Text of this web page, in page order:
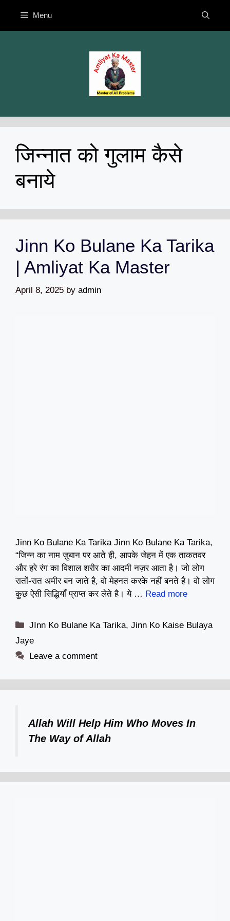
content
Menu
जिन्नात को गुलाम कैसे
बनाये
Jinn Ko Bulane Ka Tarika
| Amliyat Ka Master
April 8, 2025 by admin
Jinn Ko Bulane Ka Tarika Jinn Ko Bulane Ka Tarika,
“जिन्न का नाम ज़ुबान पर आते ही, आपके जेहन में एक ताकतवर
और हरे रंग का विशाल शरीर का आदमी नज़र आता है। जो लोग
रातों-रात अमीर बन जाते है, वो मेहनत करके नहीं बनते है। वो लोग
कुछ ऐसी सिद्धियाँ प्राप्त कर लेते है। ये … Read more
Categories
JInn Ko Bulane Ka Tarika,Jinn Ko Kaise Bulaya
Jaye
Leave a comment
Allah Will Help Him Who Moves In
The Way of Allah